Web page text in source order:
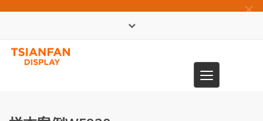
×
Toggle
navigation